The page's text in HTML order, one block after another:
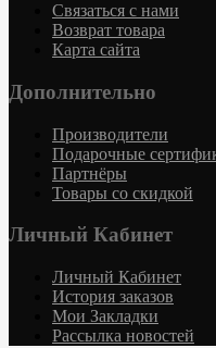
Связаться с нами
Возврат товара
Карта сайта
Дополнительно
Производители
Подарочные
Партнёры
Товары со скидкой
Личный Кабинет
Личный Кабинет
История заказов
Мои Закладки
Рассылка новостей